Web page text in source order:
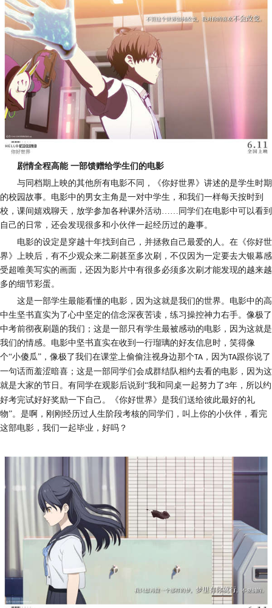
剧情全程高能 一部馈赠给学生们的电影
与同档期上映的其他所有电影不同 ，《你好世界》 讲述的是学生时期
的校园故事。 电影中的男女主角是一对中学生 ， 和我们一样每天按时到
校 ， 课间嬉戏聊天 ， 放学参加各种课外活动 ……同学们在电影中可以看到
自己的日常 ， 还会发现很多和小伙伴一起经历过的趣事。
电影的设定是穿越十年找到自己 ， 并拯救自己最爱的人 。 在《你好世
界》上映后，有不少观众来二刷 甚至多次刷 ，不仅因为一定要去大银幕感
受超唯美写实的画面，还因为影片中有很多必须多次刷 才能发现的越来越
多的细节彩蛋。
这是一部学生最能看懂的电影 ， 因为这就是我们的世界 。 电影中的高
中生坚书直实为了心中坚定的信念深夜苦读， 练习操控神力右手。 像极了
中考前彻夜刷题的我们 ； 这是一部只有学生最被感动的电影 ， 因为这就是
我们的情感。 电影中坚书直实在收到一行瑠璃的好友信息时，笑得像
个“小傻瓜”，像极了我们在课堂上偷偷注视身边那个TA ，因为TA跟你说了
一句话而羞涩暗喜； 这是一部 同学们会成群结队相约去看的电影，因为这
就是大家的节日。有同学在观影后说到 “我和同桌一起努力了 3年，所以约
好考完试好好奖励一下自己。《你好世界》是我们送给彼此最好的礼
物”。是啊，刚刚经历过人生阶段考核的同学们，叫上你的小伙伴，看完
这部电影，我们一起毕业，好吗？